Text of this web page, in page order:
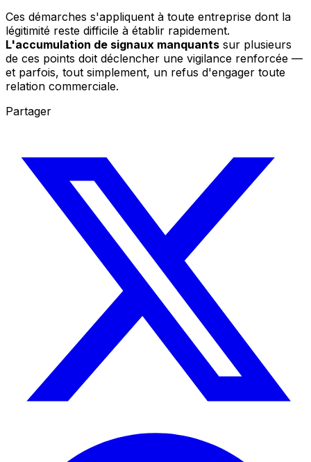
Ces démarches s'appliquent à toute entreprise dont la
légitimité reste difficile à établir rapidement.
L'accumulation de signaux manquants sur plusieurs
de ces points doit déclencher une vigilance renforcée —
et parfois, tout simplement, un refus d'engager toute
relation commerciale.
Partager